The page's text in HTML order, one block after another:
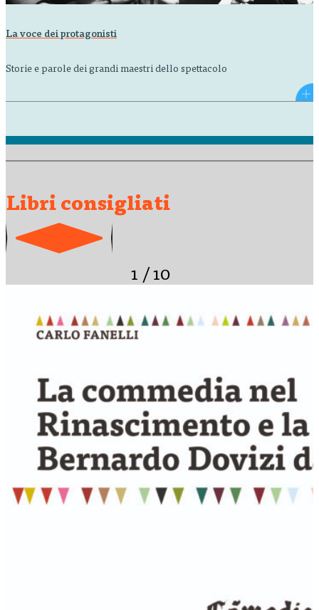
La voce dei protagonisti
Storie e parole dei grandi maestri dello spettacolo
Libri consigliati
1 / 10